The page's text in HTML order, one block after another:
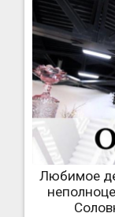
Любимое